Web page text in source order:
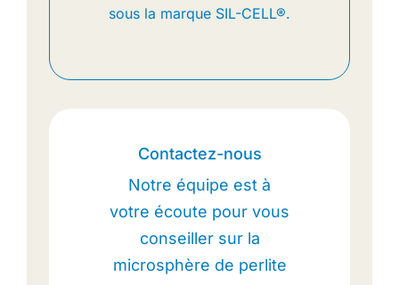
sous la marque SIL-CELL®.
Contactez-nous
Notre équipe est à
votre écoute pour vous
conseiller sur la
microsphère de perlite